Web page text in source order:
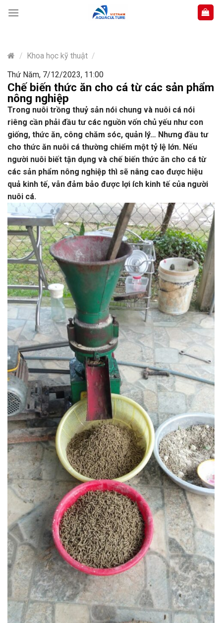
content
/ Khoa học kỹ thuật /
Thứ Năm, 7/12/2023, 11:00
Chế biến thức ăn cho cá từ các sản phẩm
nông nghiệp
Trong nuôi trồng thuỷ sản nói chung và nuôi cá nói
riêng cần phải đầu tư các nguồn vốn chủ yếu như con
giống, thức ăn, công chăm sóc, quản lý… Nhưng đầu tư
cho thức ăn nuôi cá thường chiếm một tỷ lệ lớn. Nếu
người nuôi biết tận dụng và chế biến thức ăn cho cá từ
các sản phẩm nông nghiệp thì sẽ nâng cao được hiệu
quả kinh tế, vẫn đảm bảo được lợi ích kinh tế của người
nuôi cá.